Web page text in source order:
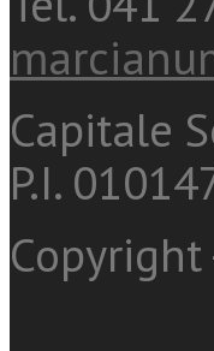
Capitale
P.I.